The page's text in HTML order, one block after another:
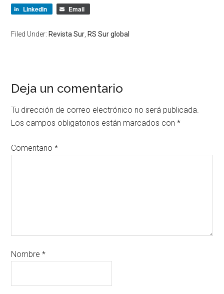
LinkedIn
Email
Filed Under: Revista Sur RS Sur global
Deja un comentario
Tu dirección de correo electrónico no será publicada.
Los campos obligatorios están marcados con*
Comentario*
Nombre*